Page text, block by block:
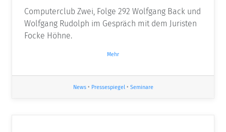
Computerclub Zwei, Folge 292 Wolfgang Back und
Wolfgang Rudolph im Gespräch mit dem Juristen
Focke Höhne.
Mehr
News• Pressespiegel• Seminare